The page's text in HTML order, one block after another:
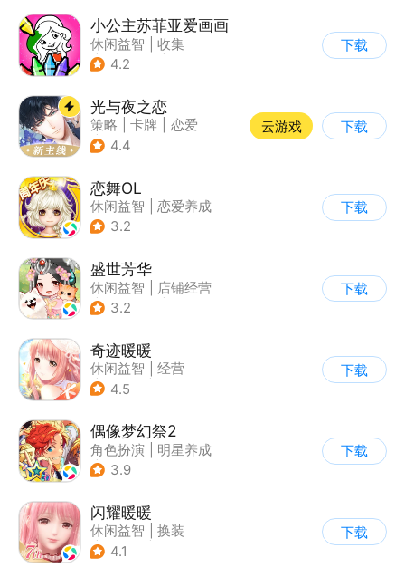
小公主苏菲亚爱画画
休闲益智
收集
| 儿童游戏
4.2
下载
光与夜之恋
策略 卡牌
恋爱
| 乙女
4.4
云游戏 下载
恋舞OL
休闲益智
恋爱养成
| 仙侠
3.2
下载
盛世芳华
休闲益智
店铺经营
| 架空历史
3.2
下载
奇迹暖暖
休闲益智
经营
| 美少女
4.5
下载
偶像梦幻祭2
角色扮演
明星养成
| 音乐
3.9
下载
闪耀暖暖
休闲益智
换装
| 美少女
4.1
下载